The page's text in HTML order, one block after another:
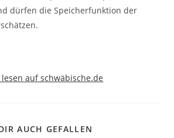
dürfen die Speicherfunktion der
auf schwäbische.de
AUCH GEFALLEN